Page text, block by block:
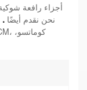
. نحن نقدم أيضًا